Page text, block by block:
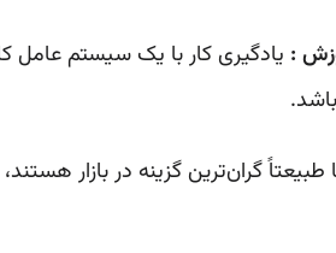
: یادگیری کار با یک سیستم عامل
گران‌ترین گزینه در بازار